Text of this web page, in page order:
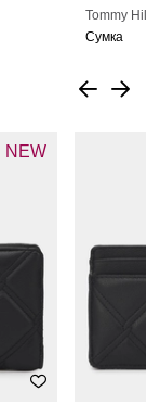
Tommy
Сумка
NEW